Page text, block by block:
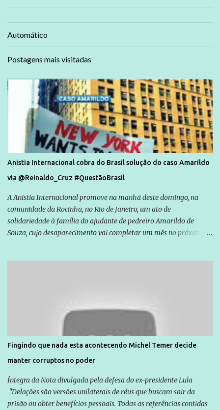
Automático
Postagens mais visitadas
Anistia Internacional cobra do Brasil solução do caso Amarildo
via @Reinaldo_Cruz #QuestãoBrasil
A Anistia Internacional promove na manhã deste domingo, na
comunidade da Rocinha, no Rio de Janeiro, um ato de
solidariedade à família do ajudante de pedreiro Amarildo de
Souza, cujo desaparecimento vai completar um mês no próximo
são vítimas de violência, estão em situação de risco ou têm seus
direitos violados. Leia mais: Anistia Internacional cobra do Brasil
solução do caso Amarildo - Terra Brasil
Fingindo que nada esta acontecendo Michel Temer decide
manter corruptos no poder
Íntegra da Nota divulgada pela defesa do ex-presidente Lula
"Delações são versões unilaterais de réus que buscam sair da
prisão ou obter benefícios pessoais. Todas as referências contidas